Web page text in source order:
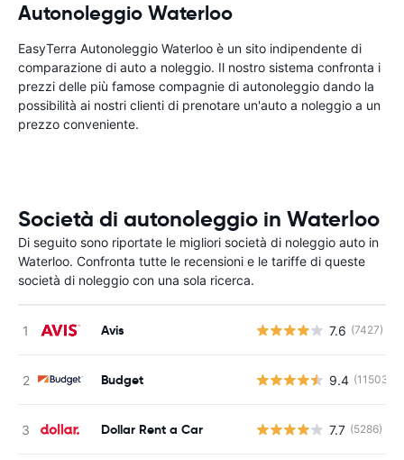
Autonoleggio Waterloo
EasyTerra Autonoleggio Waterloo è un sito indipendente di
comparazione di auto a noleggio. Il nostro sistema confronta i
prezzi delle più famose compagnie di autonoleggio dando la
possibilità ai nostri clienti di prenotare un'auto a noleggio a un
prezzo conveniente.
Società di autonoleggio in Waterloo
Di seguito sono riportate le migliori società di noleggio auto in
Waterloo. Confronta tutte le recensioni e le tariffe di queste
società di noleggio con una sola ricerca.
Avis 7.6 (7427)
Budget 9.4 (11503)
Dollar Rent a Car 7.7 (5286)